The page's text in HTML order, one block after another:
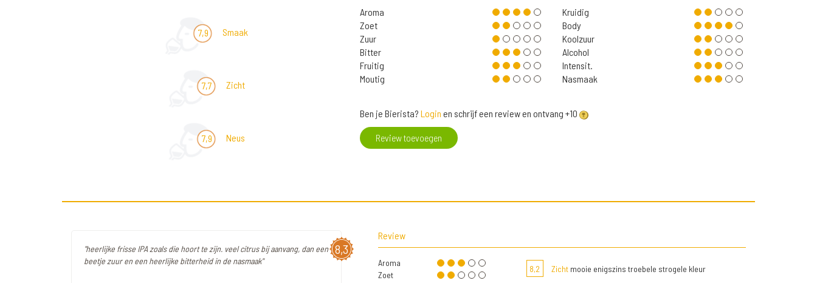
7,9 Smaak
7,7 Zicht
7,9 Neus
Aroma
Zoet
Zuur
Bitter
Fruitig
Moutig
Kruidig
Body
Koolzuur
Alcohol
Intensit.
Nasmaak
Ben je Bierista? Login en schrijf een review en ontvang +10
Review toevoegen
8,3
"heerlijke frisse IPA zoals die hoort te zijn. veel citrus bij aanvang, dan een
beetje zuur en een heerlijke bitterheid in de nasmaak"
Review
Aroma
Zoet
8,2 Zichtmooie enigszins troebele strogele kleur